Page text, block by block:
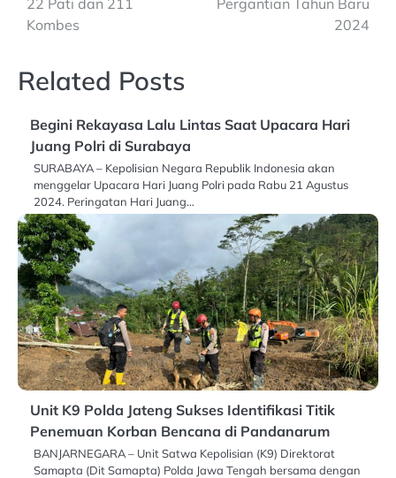
Kombes
2024
Related Posts
Begini Rekayasa Lalu Lintas Saat Upacara Hari
Juang Polri di Surabaya
SURABAYA – Kepolisian Negara Republik Indonesia akan
menggelar Upacara Hari Juang Polri pada Rabu 21 Agustus
2024. Peringatan Hari Juang…
Unit K9 Polda Jateng Sukses Identifikasi Titik
Penemuan Korban Bencana di Pandanarum
BANJARNEGARA – Unit Satwa Kepolisian (K9) Direktorat
Samapta (Dit Samapta) Polda Jawa Tengah bersama dengan